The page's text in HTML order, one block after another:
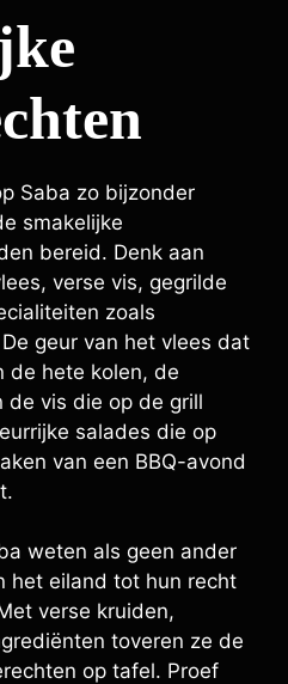
Saba zo bijzonder
smakelijke
bereid. Denk aan
verse vis, gegrilde
zoals
geur van het vlees dat
de hete kolen, de
de vis die op de grill
salades die op
van een BBQ-avond
weten als geen ander
het eiland tot hun recht
verse kruiden,
toveren ze de
op tafel. Proef